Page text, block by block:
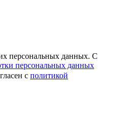
персональных данных. С
персональных данных
с политикой